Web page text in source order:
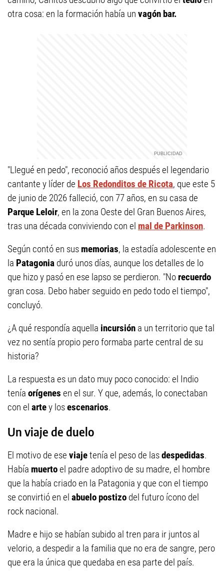
otra cosa: en la formación había un vagón bar.
"Llegué en pedo", reconoció años después el legendario
cantante y líder de Los Redonditos de Ricota, que este 5
de junio de 2026 falleció, con 77 años, en su casa de
Parque Leloir, en la zona Oeste del Gran Buenos Aires,
tras una década conviviendo con el mal de Parkinson.
Según contó en sus memorias, la estadía adolescente en
la Patagonia duró unos días, aunque los detalles de lo
que hizo y pasó en ese lapso se perdieron. "No recuerdo
gran cosa. Debo haber seguido en pedo todo el tiempo",
concluyó.
¿A qué respondía aquella incursión a un territorio que tal
vez no sentía propio pero formaba parte central de su
historia?
La respuesta es un dato muy poco conocido: el Indio
tenía orígenes en el sur. Y que, además, lo conectaban
con el artey losescenarios.
Un viaje de duelo
El motivo de ese viajetenía el peso de lasdespedidas.
Había muertoel padre adoptivo de su madre, el hombre
que la había criado en la Patagonia y que con el tiempo
se convirtió en el abuelo postizo del futuro ícono del
rock nacional.
Madre e hijo se habían subido al tren para ir juntos al
velorio, a despedir a la familia que no era de sangre, pero
que era la única que quedaba en esa parte del país.